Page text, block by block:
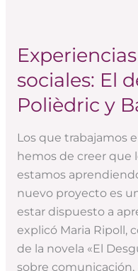
sociales: El
Polièdric y
Los que trabajamos
hemos de creer que
estamos
nuevo proyecto es
estar dispuesto a
explicó Maria Ripoll,
de la novela «El
sobre
Experiencias
medios
sociales:
desguace,
Polièdric
y
Banc
Sabadell